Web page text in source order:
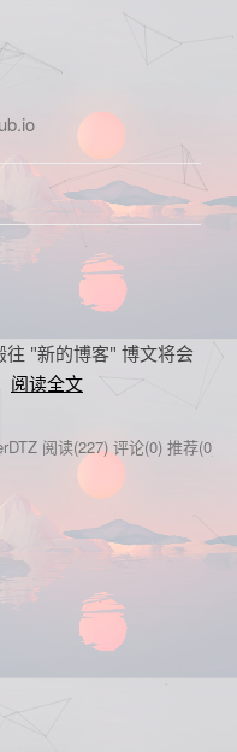
"新的博客" 博文将会
阅读全文
阅读(227) 评论(0) 推荐(0)